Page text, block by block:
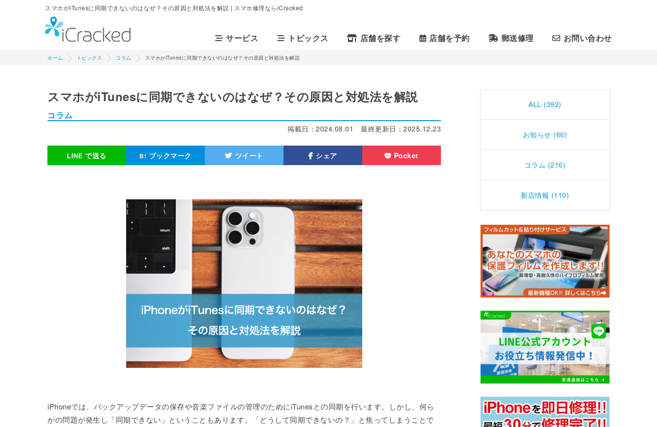
スマホがiTunesに同期できないのはなぜ？その原因と対処法を解説 | スマホ修理ならiCracked
サービス トピックス 店舗を探す 店舗を予約 郵送修理 お問い合わせ
ホーム トピックス コラム スマホがiTunesに同期できないのはなぜ？その原因と対処法を解説
スマホがiTunesに同期できないのはなぜ？その原因と対処法を解説
コラム
最終更新日： 2025.12.23
掲載日： 2024.08.01
で送る ブックマーク ツイート シェア Pocket
iPhoneでは、バックアップデータの保存や音楽ファイルの管理のためにiTunesとの同期を行います。しかし、何ら
かの問題が発生し「同期できない」ということもあります。「どうして同期できないの？」と焦ってしまうことで
ALL (392)
お知らせ (66)
コラム (216)
新店情報 (110)